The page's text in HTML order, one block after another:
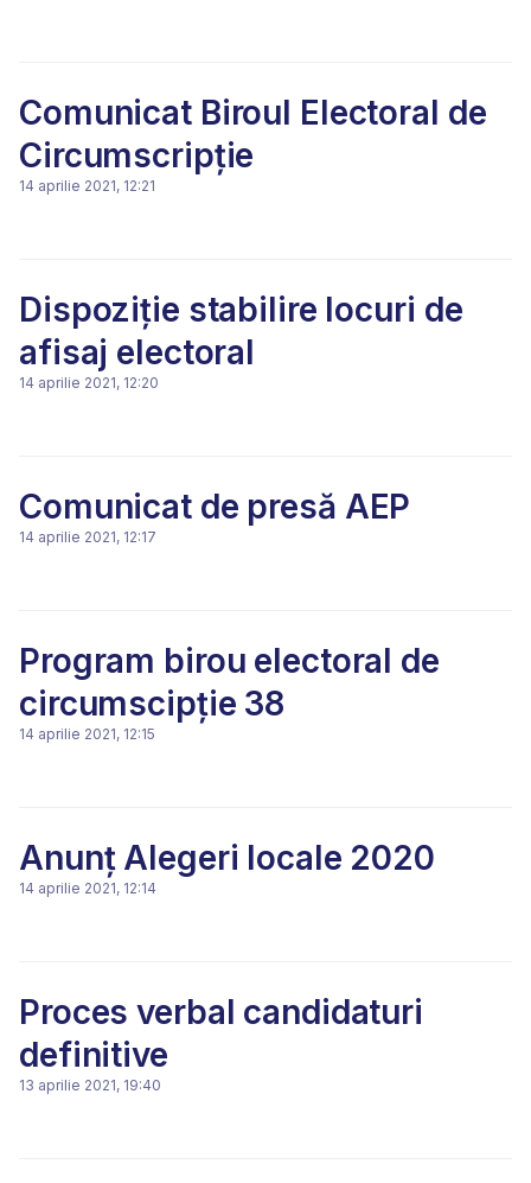
Comunicat Biroul Electoral de
Circumscripție
14 aprilie 2021, 12:21
Dispoziție stabilire locuri de
afisaj electoral
14 aprilie 2021, 12:20
Comunicat de presă AEP
14 aprilie 2021, 12:17
Program birou electoral de
circumscipție 38
14 aprilie 2021, 12:15
Anunț Alegeri locale 2020
14 aprilie 2021, 12:14
Proces verbal candidaturi
definitive
13 aprilie 2021, 19:40